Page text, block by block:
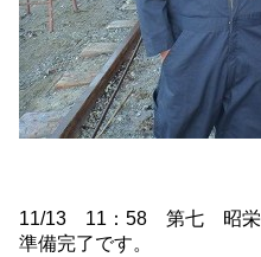
11/13 11：58 第七 昭栄
準備完了です。